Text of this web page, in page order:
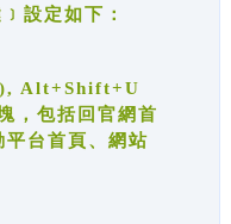
設定如下：
Alt+Shift+U
，包括回官網首
平台首頁、網站